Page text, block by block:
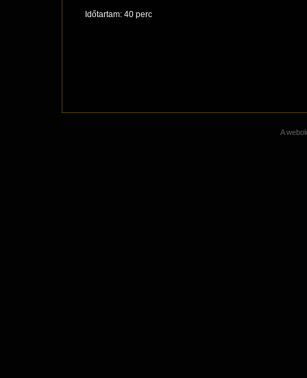
Időtartam: 40 perc
A